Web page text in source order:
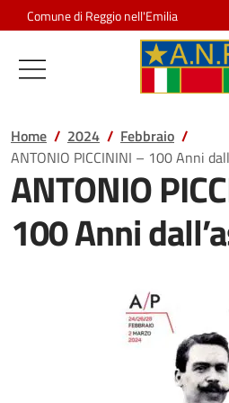
Salta al contenuto
Comune di Reggio nell'Emilia
Home 2024
Febbraio
ANTONIO PICCININI – 100 Anni
ANTONIO
100 Anni